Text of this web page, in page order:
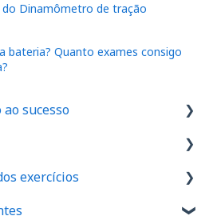
Dinamômetro de tração
bateria? Quanto exames consigo
sucesso
os cadastros no aplicativo
exame de força em seu
Preensão Palmar
exercícios